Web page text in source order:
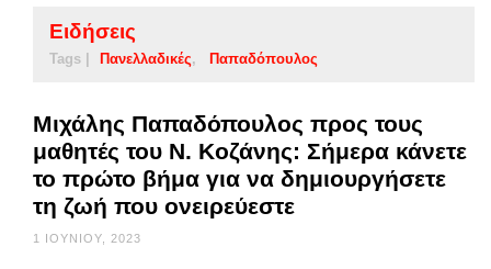
Ειδήσεις
Tags | Πανελλαδικές Παπαδόπουλος
Μιχάλης Παπαδόπουλος προς τους
μαθητές του Ν. Κοζάνης: Σήμερα κάνετε
το πρώτο βήμα για να δημιουργήσετε
τη ζωή που ονειρεύεστε
1 ΙΟΥΝΊΟΥ, 2023